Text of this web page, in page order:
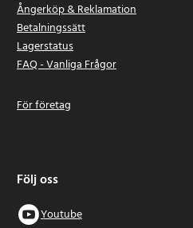
Ångerköp & Reklamation
Betalningssätt
Lagerstatus
FAQ - Vanliga Frågor
För företag
Följ oss
Youtube